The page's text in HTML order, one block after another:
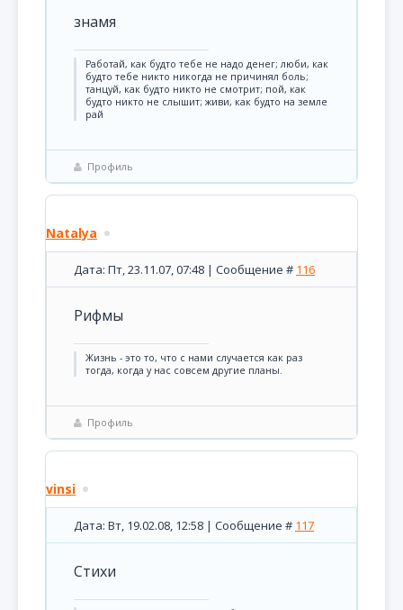
знамя
Pаботай, как будто тебе не надо денег; люби, как
будто тебе никто никогда не причинял боль;
танцуй, как будто никто не смотрит; пой, как
будто никто не слышит; живи, как будто на земле
рай
Профиль
Natalya
Дата: Пт, 23.11.07, 07:48 | Сообщение # 116
Рифмы
Жизнь - это то, что с нами случается как раз
тогда, когда у нас совсем другие планы.
Профиль
vinsi
Дата: Вт, 19.02.08, 12:58 | Сообщение # 117
Стихи